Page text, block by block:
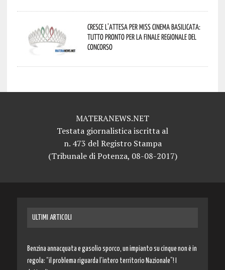
Cresce l’attesa per Miss Cinema Basilicata:
tutto pronto per la finale regionale del
concorso
MATERANEWS.NET
Testata giornalistica iscritta al
n. 473 del Registro Stampa
(Tribunale di Potenza, 08-08-2017)
ULTIMI ARTICOLI
Benzina annacquata e gasolio sporco, un impianto su cinque non è in
regola: “il problema riguarda l’intero territorio Nazionale”! I